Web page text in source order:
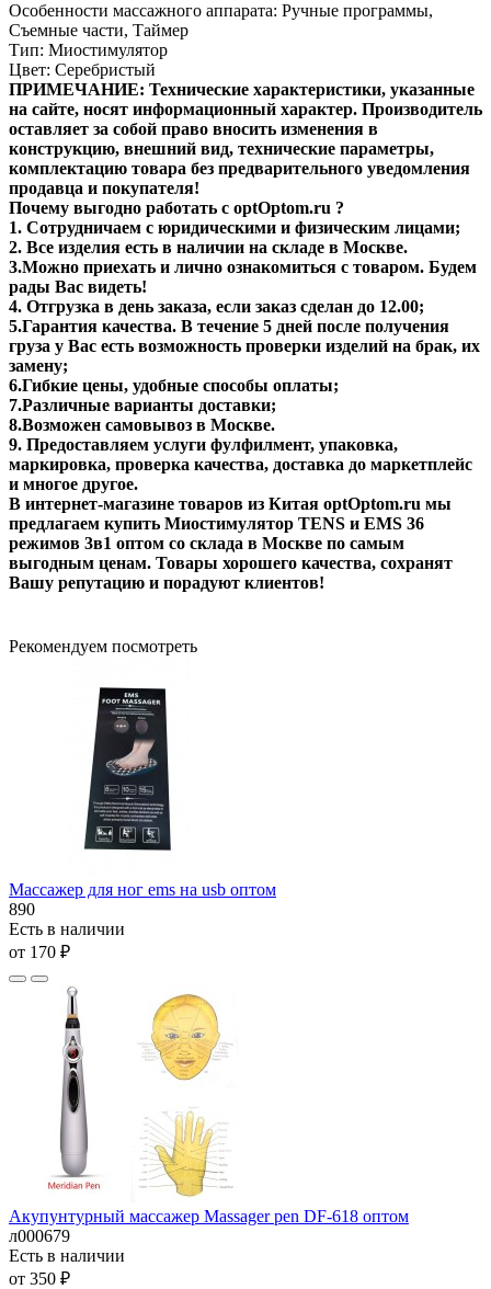
Особенности массажного аппарата: Ручные программы,
Съемные части, Таймер
Тип: Миостимулятор
Цвет: Серебристый
ПРИМЕЧАНИЕ: Технические характеристики, указанные
на сайте, носят информационный характер. Производитель
оставляет за собой право вносить изменения в
конструкцию, внешний вид, технические параметры,
комплектацию товара без предварительного уведомления
продавца и покупателя!
Почему выгодно работать с optOptom.ru ?
1. Сотрудничаем с юридическими и физическим лицами;
2. Все изделия есть в наличии на складе в Москве.
3.Можно приехать и лично ознакомиться с товаром. Будем
рады Вас видеть!
4. Отгрузка в день заказа, если заказ сделан до 12.00;
5.Гарантия качества. В течение 5 дней после получения
груза у Вас есть возможность проверки изделий на брак, их
замену;
6.Гибкие цены, удобные способы оплаты;
7.Различные варианты доставки;
8.Возможен самовывоз в Москве.
9. Предоставляем услуги фулфилмент, упаковка,
маркировка, проверка качества, доставка до маркетплейс
и многое другое.
В интернет-магазине товаров из Китая optOptom.ru мы
предлагаем купить Миостимулятор TENS и EMS 36
режимов 3в1 оптом со склада в Москве по самым
выгодным ценам. Товары хорошего качества, сохранят
Вашу репутацию и порадуют клиентов!
Рекомендуем посмотреть
Массажер для ног ems на usb оптом
890
Есть в наличии
от 170 ₽
Акупунтурный массажер Massager pen DF-618 оптом
л000679
Есть в наличии
от 350 ₽